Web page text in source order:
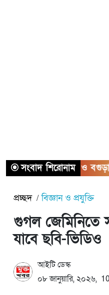
সংবাদ শিরোনাম
সিলেট ও বগুড়ায় সড়ক
প্রচ্ছদ বিজ্ঞান ও প্রযুক্তি
গুগল জেমিনিতে
যাবে ছবি-ভিডিও
আইটি ডেস্ক
০৮ জানুয়ারি, ২০২৬,